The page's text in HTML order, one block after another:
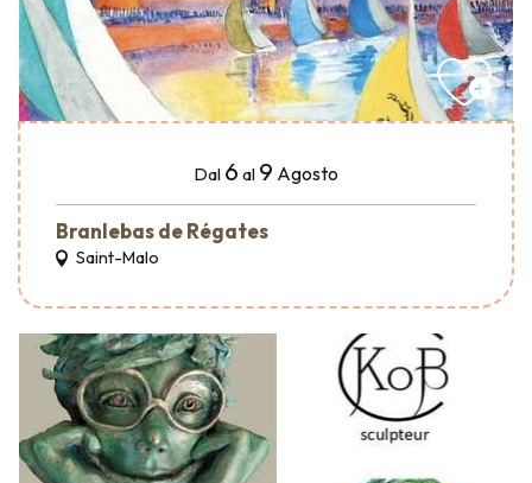
Dal 6 al 9 Agosto
Branlebas de Régates
Saint-Malo